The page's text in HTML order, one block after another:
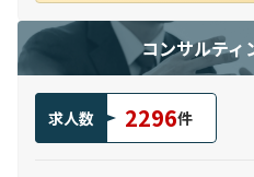
コンサルティ
求人数 2296件